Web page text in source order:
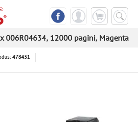
006R04634, 12000 pagini, Magenta
478431